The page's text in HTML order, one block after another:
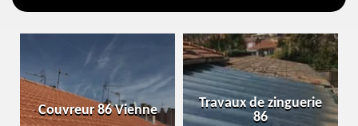
Couvreur 86 Vienne
Travaux de zinguerie
86